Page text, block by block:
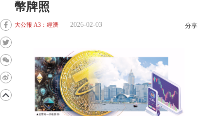
幣牌照
大公報 A3：經濟 2026-02-03 分享